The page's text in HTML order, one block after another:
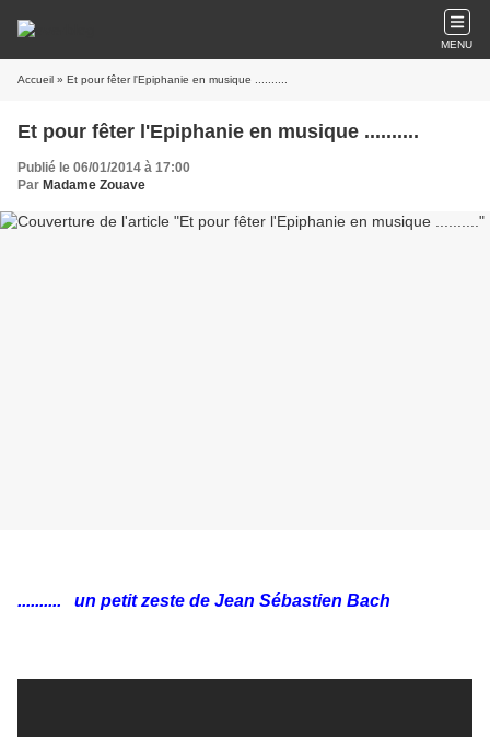
MENU
Accueil » Et pour fêter l'Epiphanie en musique ..........
Et pour fêter l'Epiphanie en musique ..........
Publié le 06/01/2014 à 17:00
Par Madame Zouave
.......... un petit zeste de Jean Sébastien Bach